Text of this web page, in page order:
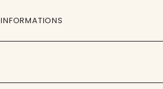
INFORMATIONS